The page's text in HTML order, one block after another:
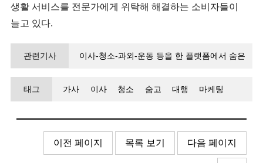
생활 서비스를 전문가에게 위탁해 해결하는 소비자들이
늘고 있다.
관련기사
이사-청소-과외-운동 등을 한 플랫폼에서 숨은
태그
가사 이사 청소 숨고 대행 마케팅
이전 페이지 목록 보기 다음 페이지